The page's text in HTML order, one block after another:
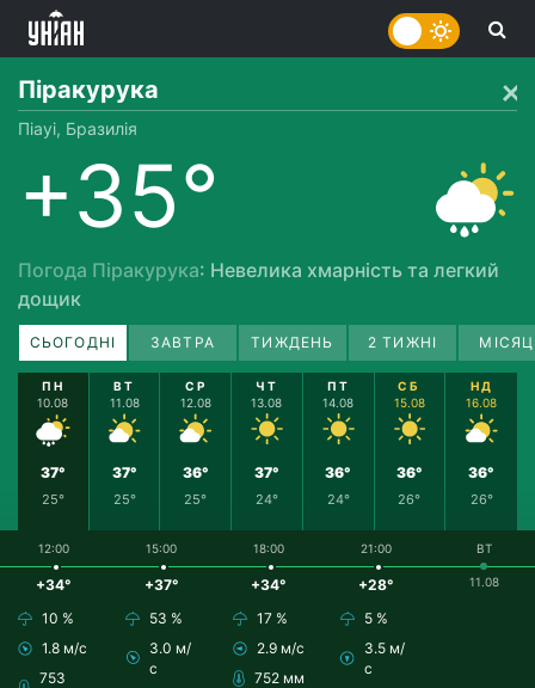
Піракурука
Піауі, Бразилія
+35°
Погода Піракурука: Невелика хмарність та легкий
дощик
СЬОГОДНІ ЗАВТРА ТИЖДЕНЬ 2 ТИЖНІ
ПН
10.08
37°
25°
ВТ
11.08
37°
25°
СР
12.08
36°
25°
ЧТ
13.08
37°
24°
ПТ
14.08
36°
24°
СБ
15.08
36°
26°
НД
16.08
36°
26°
12:00
+34°
10 %
1.8 м/с
753
15:00
+37°
53 %
3.0 м/
с
18:00
+34°
17 %
2.9 м/с
752 мм
21:00
+28°
5 %
3.5 м/
с
ВТ
11.08